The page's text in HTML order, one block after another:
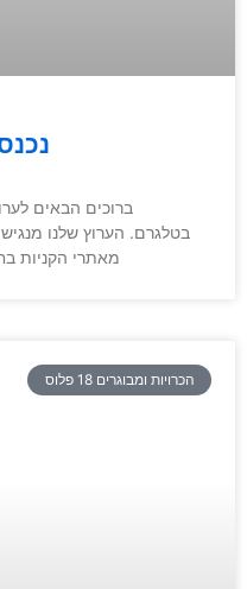
ברוכים הבאים
בטלגרם. הערוץ שלנו
מאתרי הקניות
הכרויות ומבוגרים 18 פלוס